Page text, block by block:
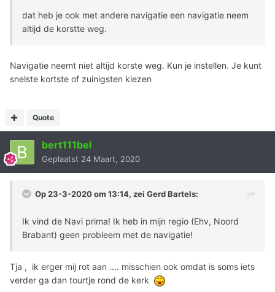
dat heb je ook met andere navigatie een navigatie neem
altijd de korstte weg.
Navigatie neemt niet altijd korste weg. Kun je instellen. Je kunt
snelste kortste of zuinigsten kiezen
Quote
bert111bel
Geplaatst 24 Maart, 2020
Op 23-3-2020 om 13:14, zei Gerd Bartels:
Ik vind de Navi prima! Ik heb in mijn regio (Ehv, Noord
Brabant) geen probleem met de navigatie!
Tja , ik erger mij rot aan .... misschien ook omdat is soms iets
verder ga dan tourtje rond de kerk